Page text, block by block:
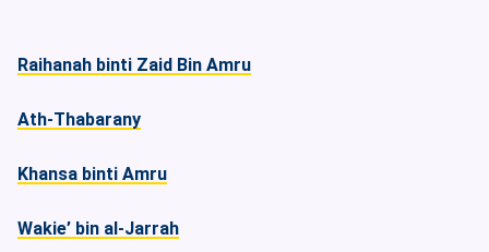
Raihanah binti Zaid Bin Amru
Ath-Thabarany
Khansa binti Amru
Wakie’ bin al-Jarrah